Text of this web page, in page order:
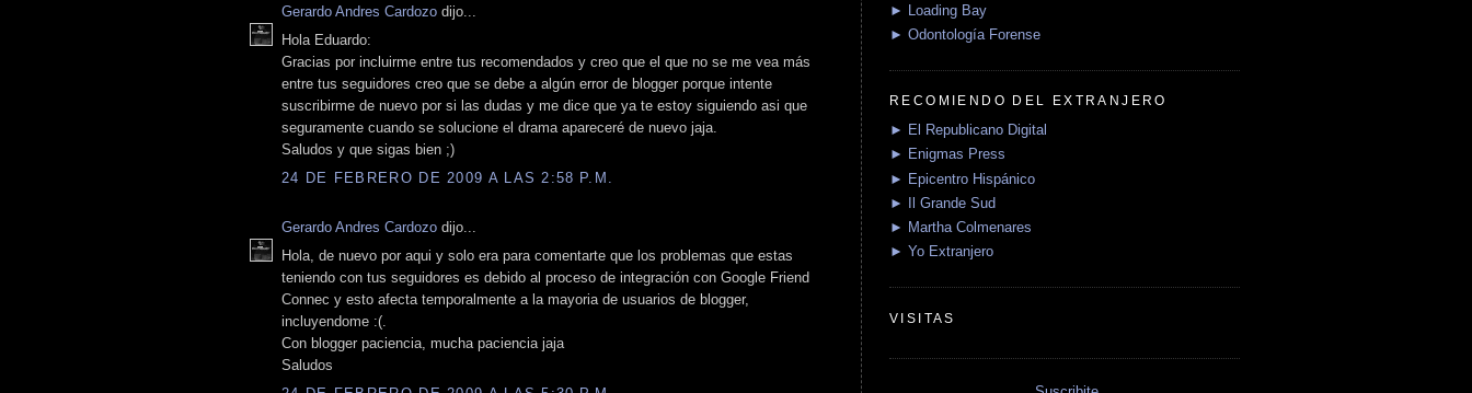
Gerardo Andres Cardozo dijo...
Hola Eduardo:
Gracias por incluirme entre tus recomendados y creo que el que no se me vea más
entre tus seguidores creo que se debe a algún error de blogger porque intente
suscribirme de nuevo por si las dudas y me dice que ya te estoy siguiendo asi que
seguramente cuando se solucione el drama apareceré de nuevo jaja.
Saludos y que sigas bien ;)
24 DE FEBRERO DE 2009 A LAS 2:58 P.M.
Gerardo Andres Cardozo dijo...
Hola, de nuevo por aqui y solo era para comentarte que los problemas que estas
teniendo con tus seguidores es debido al proceso de integración con Google Friend
Connec y esto afecta temporalmente a la mayoria de usuarios de blogger,
incluyendome :(.
Con blogger paciencia, mucha paciencia jaja
Saludos
► Loading Bay
► Odontología Forense
RECOMIENDO DEL EXTRANJERO
► El Republicano Digital
► Enigmas Press
► Epicentro Hispánico
► Il Grande Sud
► Martha Colmenares
► Yo Extranjero
VISITAS